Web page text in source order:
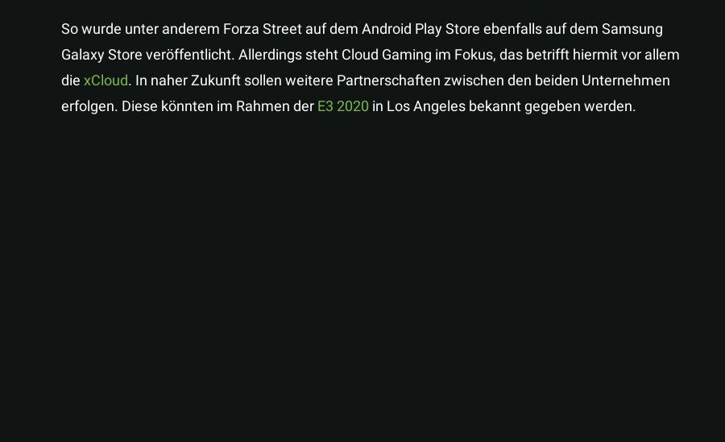
So wurde unter anderem Forza Street auf dem Android Play Store ebenfalls auf dem Samsung
Galaxy Store veröffentlicht. Allerdings steht Cloud Gaming im Fokus, das betrifft hiermit vor allem
diexCloud. In naher Zukunft sollen weitere Partnerschaften zwischen den beiden Unternehmen
erfolgen. Diese könnten im Rahmen derE3 2020 in Los Angeles bekannt gegeben werden.